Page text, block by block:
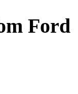
Ford